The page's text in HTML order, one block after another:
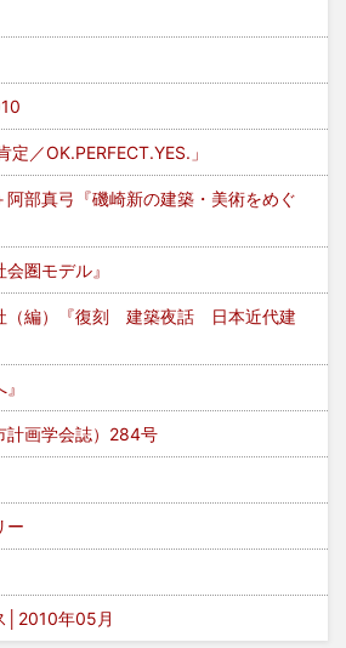
／OK.PERFECT.YES.」
阿部真弓『磯崎新の建築・美術をめぐ
圏モデル』
（編）『復刻 建築夜話 日本近代建
計画学会誌）284号
ー
│2010年05月